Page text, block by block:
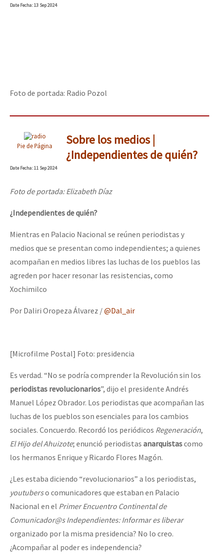
DateFecha: 13 Sep 2024
Foto de portada: Radio Pozol
Pie de Página
Sobre los medios |
¿Independientes de quién?
DateFecha: 11 Sep 2024
Foto de portada: Elizabeth Díaz
¿Independientes de quién?
Mientras en Palacio Nacional se reúnen periodistas y
medios que se presentan como independientes; a quienes
acompañan en medios libres las luchas de los pueblos las
agreden por hacer resonar las resistencias, como
Xochimilco
Por Daliri Oropeza Álvarez /@Dal_air
[Microfilme Postal] Foto: presidencia
Es verdad. “No se podría comprender la Revolución sin los
periodistas revolucionarios”, dijo el presidente Andrés
Manuel López Obrador. Los periodistas que acompañan las
luchas de los pueblos son esenciales para los cambios
sociales. Concuerdo. Recordó los periódicos Regeneración,
El Hijo del Ahuizote; enunció periodistas anarquistascomo
los hermanos Enrique y Ricardo Flores Magón.
¿Les estaba diciendo “revolucionarios” a los periodistas,
youtuberso comunicadores que estaban en Palacio
Nacional en el Primer Encuentro Continental de
Comunicador@s Independientes: Informar es liberar
organizado por la misma presidencia? No lo creo.
¿Acompañar al poder es independencia?